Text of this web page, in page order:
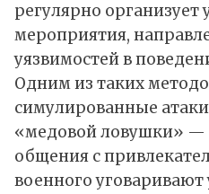
регулярно организует
мероприятия,
уязвимостей в
Одним из таких
симулированные
«медовой ловушки» —
общения с
военного уговаривают